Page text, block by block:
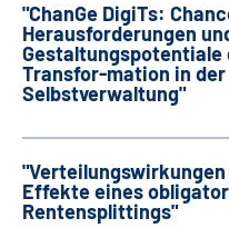
"ChanGe DigiTs:
Herausforderungen
Gestaltungspotentiale
Transfor-mation in der
Selbstverwaltung"
Effekte eines
Rentensplittings"